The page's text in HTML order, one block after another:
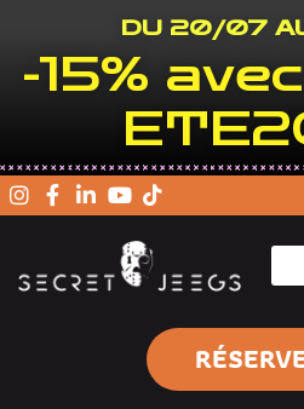
DU 20/07
-15%